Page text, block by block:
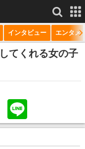
もっと見る
インタビュー エンタメ
てくれる女の子